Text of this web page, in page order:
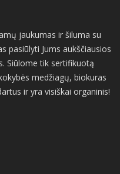
jaukumas ir šiluma su
pasiūlyti Jums aukščiausios
Siūlome tik sertifikuotą
medžiagų, biokuras
ir yra visiškai organinis!